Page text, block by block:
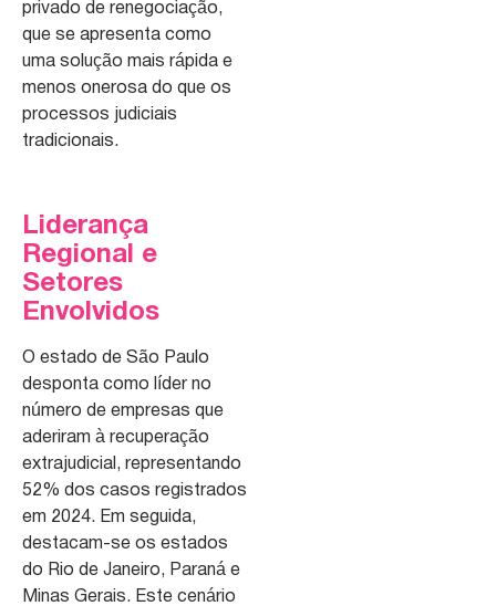
privado de renegociação,
que se apresenta como
uma solução mais rápida e
menos onerosa do que os
processos judiciais
tradicionais.
Liderança
Regional e
Setores
Envolvidos
O estado de São Paulo
desponta como líder no
número de empresas que
aderiram à recuperação
extrajudicial, representando
52% dos casos registrados
em 2024. Em seguida,
destacam-se os estados
do Rio de Janeiro, Paraná e
Minas Gerais. Este cenário